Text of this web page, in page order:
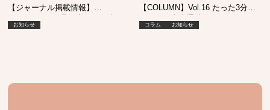
【ジャーナル掲載情報】
SHINBIYO 7月号 売れてる逸
品！
お知らせ
【COLUMN】Vol.16 たった3分の
かんたん全身運動
コラム お知らせ